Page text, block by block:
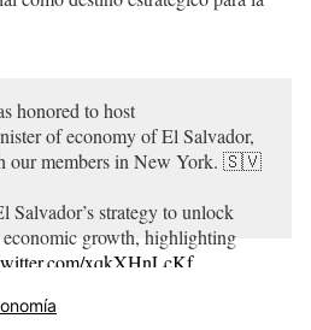
honored to host
of economy of El Salvador,
our members in New York. 🇸🇻
Salvador’s strategy to unlock
growth, highlighting
xqkXHnLcKf
of the Americas (@ASCOA)